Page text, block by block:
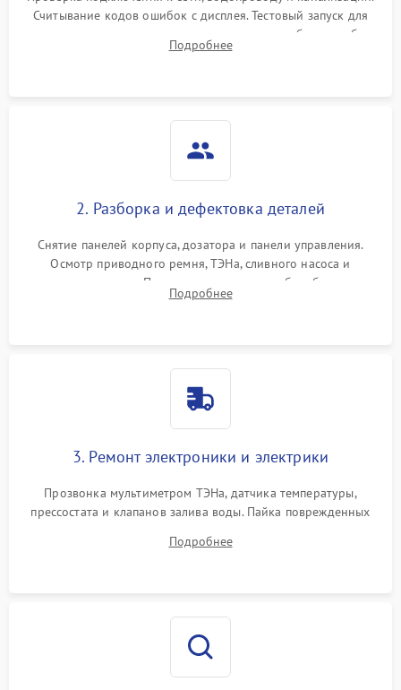
Считывание кодов ошибок с дисплея. Тестовый запуск для
выявления посторонних шумов, протечек или сбоев в работе
электронного модуля управления.
Подробнее
2. Разборка и дефектовка деталей
Снятие панелей корпуса, дозатора и панели управления.
Осмотр приводного ремня, ТЭНа, сливного насоса и
амортизаторов. Проверка подшипников барабана и
крестовины на износ, а манжеты люка на разрывы.
Подробнее
3. Ремонт электроники и электрики
Прозвонка мультиметром ТЭНа, датчика температуры,
прессостата и клапанов залива воды. Пайка поврежденных
Восстановление целостности проводки и контактов.
Подробнее